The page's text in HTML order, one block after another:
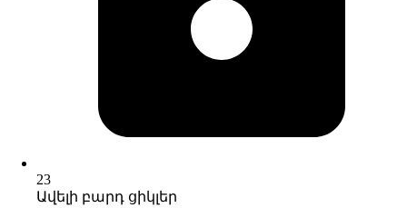
23
Ավելի բարդ ցիկլեր